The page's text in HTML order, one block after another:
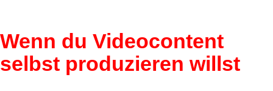
Wenn du Videocontent
selbst produzieren willst